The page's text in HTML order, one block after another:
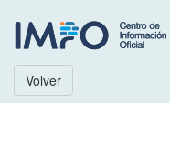
Volver